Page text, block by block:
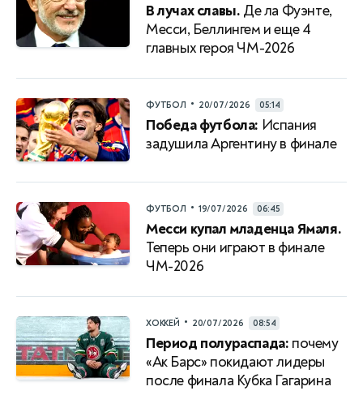
В лучах славы. Де ла Фуэнте,
Месси, Беллингем и еще 4
главных героя ЧМ-2026
ФУТБОЛ • 20/07/2026 05:14
Победа футбола: Испания
задушила Аргентину в финале
ФУТБОЛ • 19/07/2026 06:45
Месси купал младенца Ямаля.
Теперь они играют в финале
ЧМ-2026
ХОККЕЙ • 20/07/2026 08:54
Период полураспада: почему
«Ак Барс» покидают лидеры
после финала Кубка Гагарина